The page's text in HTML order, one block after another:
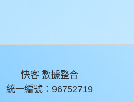
快客 數據整合
統一編號：96752719